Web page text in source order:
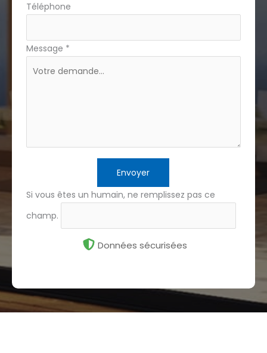
Téléphone
Message *
Envoyer
Si vous êtes un humain, ne remplissez pas ce
champ.
Données sécurisées